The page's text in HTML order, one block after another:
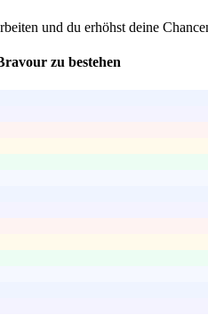
und du erhöhst deine
zu bestehen